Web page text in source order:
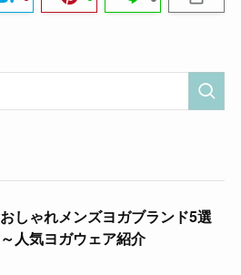
おしゃれメンズヨガブランド5選
～人気ヨガウェア紹介